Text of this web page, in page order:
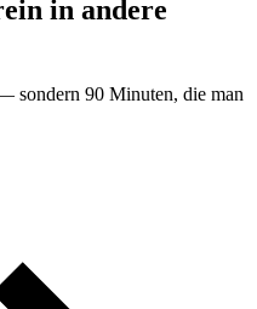
in andere
sondern 90 Minuten, die man